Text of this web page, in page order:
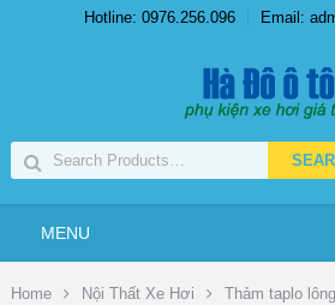
Hotline: 0976.256.096 Email:
MENU
Home Nội Thất Xe Hơi Thảm taplo